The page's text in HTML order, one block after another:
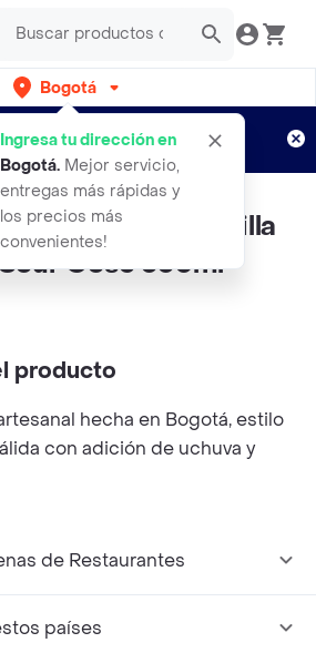
Bogotá
Ingresa tu dirección en
Bogotá. Mejor servicio,
entregas más rápidas y
los precios más
convenientes!
gratis por semanas
Aplican TyC
Artesanal La Villa
Gose 330ml
producto
hecha en Bogotá, estilo
con adición de uchuva y
de Restaurantes
países